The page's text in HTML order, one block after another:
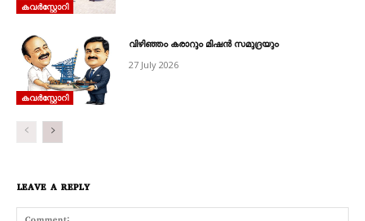
കവര്‍സ്റ്റോറി
കവര്‍സ്റ്റോറി
വിഴിഞ്ഞം കരാറും മിഷൻ സമുദ്രയും
27 July 2026
LEAVE A REPLY